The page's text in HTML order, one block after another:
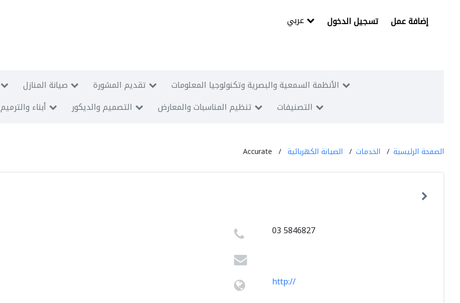
تسجيل الدخول إضافة عمل
صيانة المنازل تقديم المشورة
الأنظمة السمعية والبصرية وتكنولوجيا المعلومات
أبناء والترميم التصميم والديكور تنظيم المناسبات والمعارض التصنيفات
الصفحة الرئيسية الخدمات الصيانة الكهربائية Accurate
03 5846827
http://